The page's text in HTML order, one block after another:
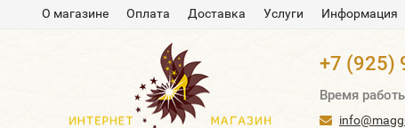
О магазине Оплата Доставка Услуги Информация
+7 (925)
Время